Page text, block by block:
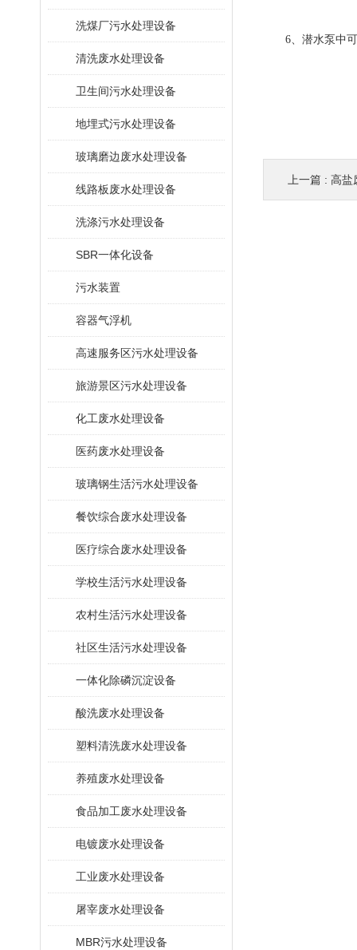
洗煤厂污水处理设备
清洗废水处理设备
卫生间污水处理设备
地埋式污水处理设备
玻璃磨边废水处理设备
线路板废水处理设备
洗涤污水处理设备
SBR一体化设备
污水装置
容器气浮机
高速服务区污水处理设备
旅游景区污水处理设备
化工废水处理设备
医药废水处理设备
玻璃钢生活污水处理设备
餐饮综合废水处理设备
医疗综合废水处理设备
学校生活污水处理设备
农村生活污水处理设备
社区生活污水处理设备
一体化除磷沉淀设备
酸洗废水处理设备
塑料清洗废水处理设备
养殖废水处理设备
食品加工废水处理设备
电镀废水处理设备
工业废水处理设备
屠宰废水处理设备
MBR污水处理设备
6、潜水泵中可
上一篇 : 高盐